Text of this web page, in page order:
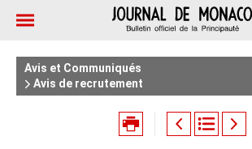
Avis et Communiqués
Avis de recrutement